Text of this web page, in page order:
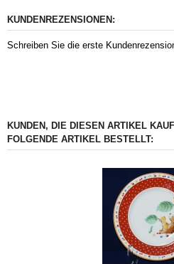
KUNDENREZENSIONEN:
Schreiben Sie die erste
KUNDEN, DIE DIESEN ARTIKEL
FOLGENDE ARTIKEL BESTELLT: